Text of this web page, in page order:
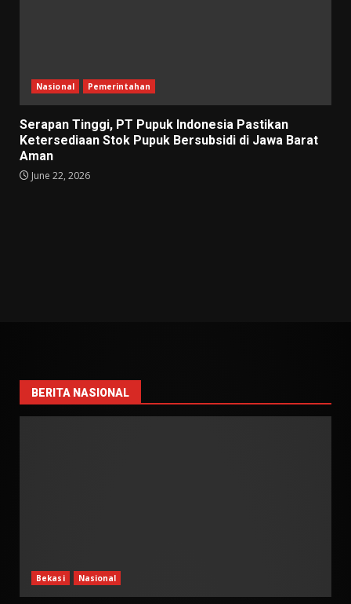
Nasional Pemerintahan
Serapan Tinggi, PT Pupuk Indonesia Pastikan
Ketersediaan Stok Pupuk Bersubsidi di Jawa Barat
Aman
June 22, 2026
BERITA NASIONAL
Bekasi Nasional